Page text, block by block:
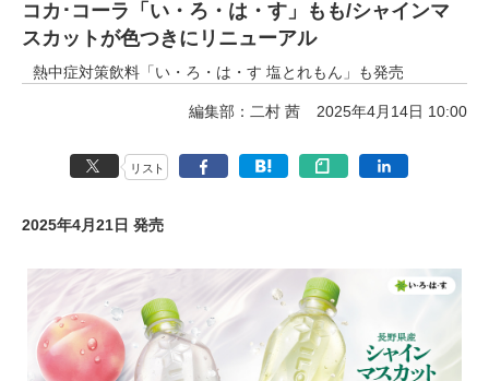
コカ･コーラ「い・ろ・は・す」もも/シャインマ
スカットが色つきにリニューアル
熱中症対策飲料「い・ろ・は・す 塩とれもん」も発売
編集部：二村 茜 2025年4月14日 10:00
リスト
2025年4月21日 発売